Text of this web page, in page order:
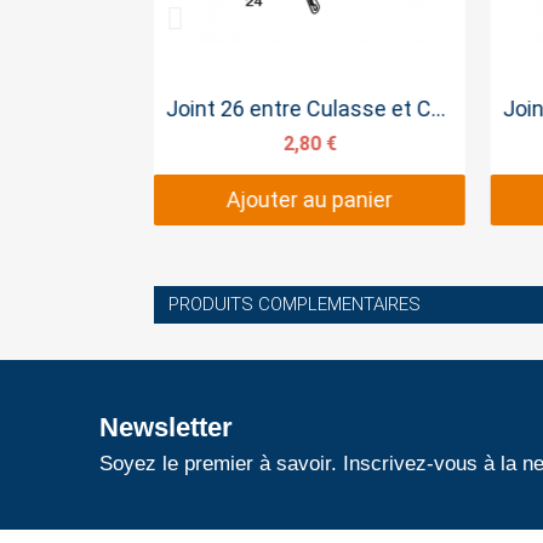
Aperçu rapide Joint 26 entre Culasse et Carburateur
2,80 €
Ajouter au panier
PRODUITS COMPLEMENTAIRES
Newsletter
Soyez le premier à savoir. Inscrivez-vous à la